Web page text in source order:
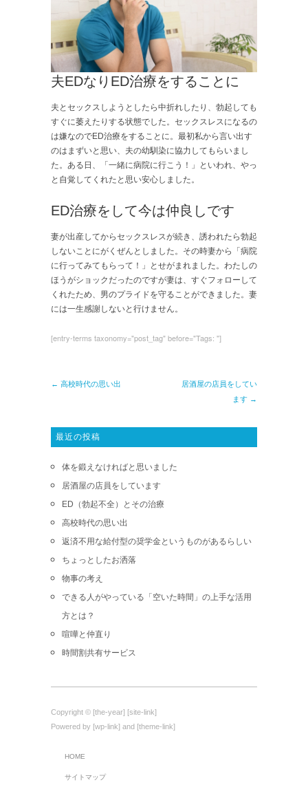
夫EDなりED治療をすることに
夫とセックスしようとしたら中折れしたり、勃起しても
すぐに萎えたりする状態でした。セックスレスになるの
は嫌なのでED治療をすることに。最初私から言い出す
のはまずいと思い、夫の幼馴染に協力してもらいまし
た。ある日、「一緒に病院に行こう！」といわれ、やっ
と自覚してくれたと思い安心しました。
ED治療をして今は仲良しです
妻が出産してからセックスレスが続き、誘われたら勃起
しないことにがくぜんとしました。その時妻から「病院
に行ってみてもらって！」とせがまれました。わたしの
ほうがショックだったのですが妻は、すぐフォローして
くれたため、男のプライドを守ることができました。妻
には一生感謝しないと行けません。
[entry-terms taxonomy="post_tag" before="Tags: "]
← 高校時代の思い出
居酒屋の店員をしてい
ます →
最近の投稿
体を鍛えなければと思いました
居酒屋の店員をしています
ED（勃起不全）とその治療
高校時代の思い出
返済不用な給付型の奨学金というものがあるらしい
ちょっとしたお洒落
物事の考え
できる人がやっている「空いた時間」の上手な活用
方とは？
喧嘩と仲直り
時間割共有サービス
Copyright © [the-year] [site-link]
Powered by [wp-link] and [theme-link]
HOME
サイトマップ